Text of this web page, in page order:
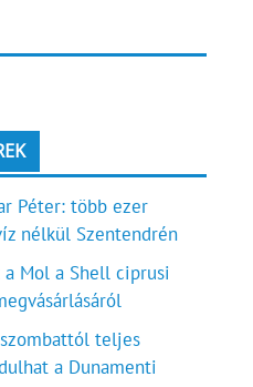
Péter: több ezer
nélkül Szentendrén
Mol a Shell ciprusi
teljes
a Dunamenti